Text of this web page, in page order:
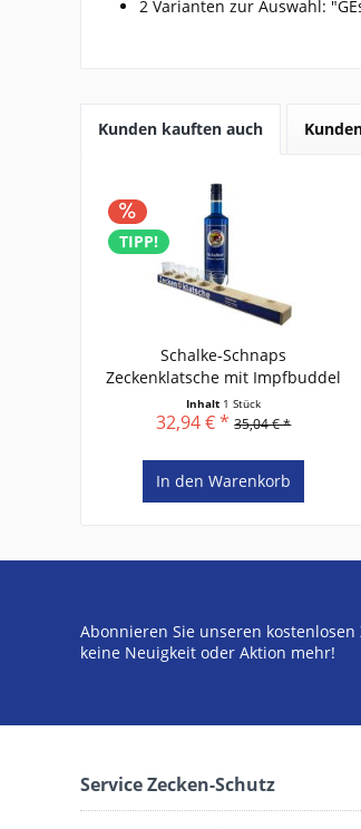
2 Varianten zur Auswahl:
Kunden kauften auch
TIPP!
Schalke-Schnaps
Zeckenklatsche mit Impfbuddel
Inhalt 1 Stück
32,94 € * 35,04 € *
In den Warenkorb
Abonnieren Sie unseren
keine Neuigkeit oder Aktion mehr!
Service Zecken-Schutz